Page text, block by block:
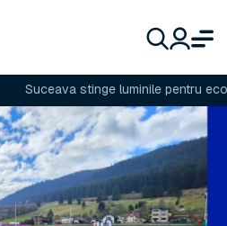
Suceava stinge luminile pentru